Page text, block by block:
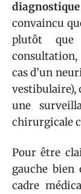
convaincu
plutôt que
cas d’un
vestibulaire),
une
chirurgicale
Pour être
gauche bien
cadre